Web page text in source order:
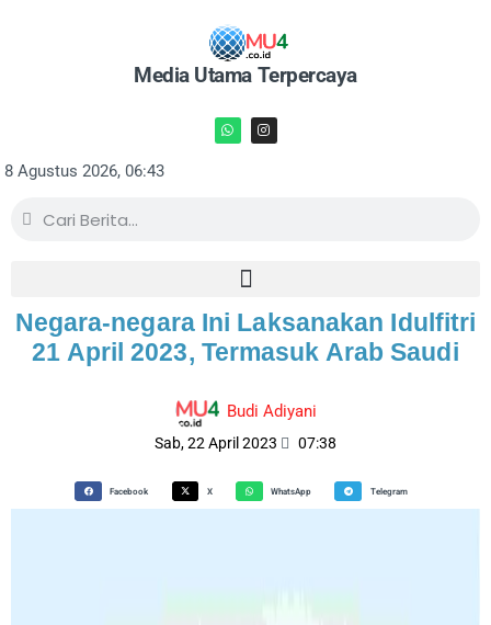
Media Utama Terpercaya
8 Agustus 2026, 06:43
Negara-negara Ini Laksanakan Idulfitri
21 April 2023, Termasuk Arab Saudi
Budi Adiyani
Sab, 22 April 2023 07:38
Facebook X WhatsApp Telegram